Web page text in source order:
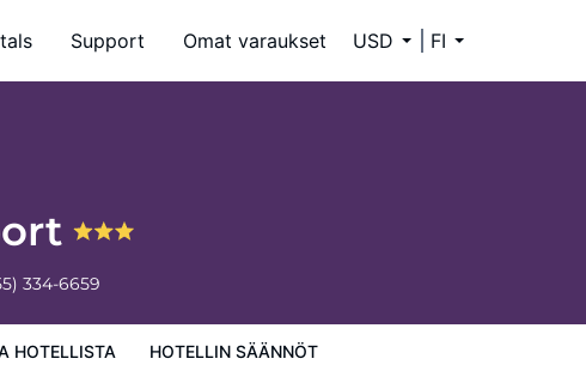
Support Omat varaukset USD FI
334-6659
HOTELLISTA HOTELLIN SÄÄNNÖT